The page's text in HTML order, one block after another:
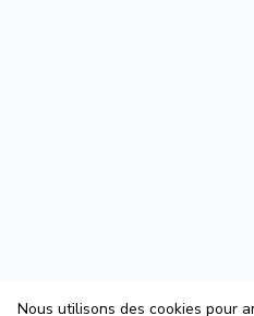
Nous utilisons des cookies pour